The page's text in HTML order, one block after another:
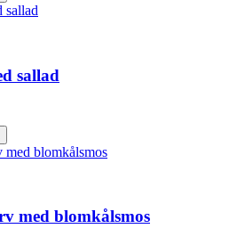
sallad
med blomkålsmos